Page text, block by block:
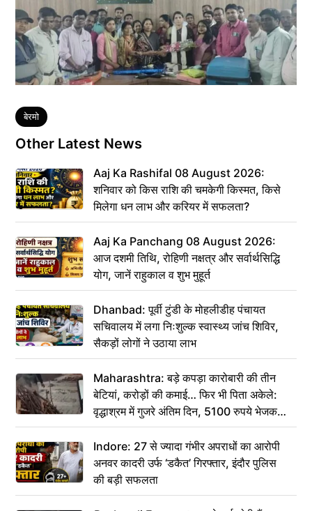
Tags
बेरमो
Other Latest News
Aaj Ka Rashifal 08 August 2026:
शनिवार को किस राशि की चमकेगी किस्मत, किसे
मिलेगा धन लाभ और करियर में सफलता?
Aaj Ka Panchang 08 August 2026:
आज दशमी तिथि, रोहिणी नक्षत्र और सर्वार्थसिद्धि
योग, जानें राहुकाल व शुभ मुहूर्त
Dhanbad: पूर्वी टुंडी के मोहलीडीह पंचायत
सचिवालय में लगा निःशुल्क स्वास्थ्य जांच शिविर,
सैकड़ों लोगों ने उठाया लाभ
Maharashtra: बड़े कपड़ा कारोबारी की तीन
बेटियां, करोड़ों की कमाई… फिर भी पिता अकेले:
वृद्धाश्रम में गुजरे अंतिम दिन, 5100 रुपये भेजकर
कहा– अंतिम संस्कार कर दीजिए हम नहीं आ पाएंगे
Indore: 27 से ज्यादा गंभीर अपराधों का आरोपी
अनवर कादरी उर्फ ‘डकैत’ गिरफ्तार, इंदौर पुलिस
की बड़ी सफलता